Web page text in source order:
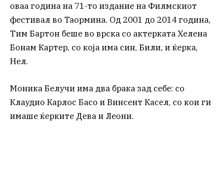
оваа година на 71-то издание на Филмскиот
фестивал во Таормина. Од 2001 до 2014 година,
Тим Бартон беше во врска со актерката Хелена
Бонам Картер, со која има син, Били, и ќерка,
Нел.
Моника Белучи има два брака зад себе: со
Клаудио Карлос Басо и Винсент Касел, со кои ги
имаше ќерките Дева и Леони.